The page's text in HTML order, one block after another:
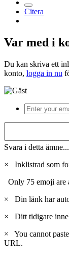
Citera
Var med i
Du kan skriva ett
konto, logga in nu
Svara i detta ämne...
×
Inklistrad som
Only 75 emoji are
×
Din länk har
×
Ditt tidigare
×
You cannot
URL.